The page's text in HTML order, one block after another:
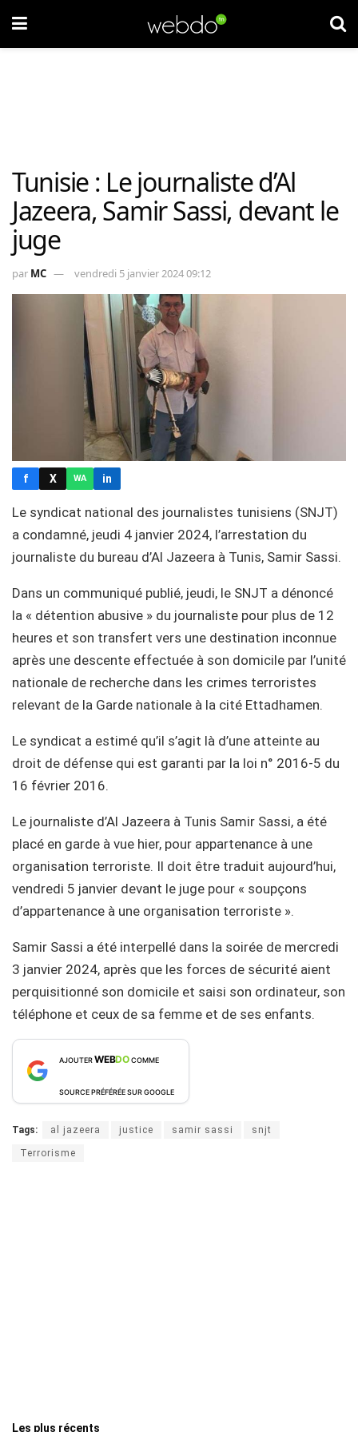
Tunisie : Le journaliste d’Al
Jazeera, Samir Sassi, devant le
juge
par MC vendredi 5 janvier 2024 09:12
f X WA in
Le syndicat national des journalistes tunisiens (SNJT)
a condamné, jeudi 4 janvier 2024, l’arrestation du
journaliste du bureau d’Al Jazeera à Tunis, Samir Sassi.
Dans un communiqué publié, jeudi, le SNJT a dénoncé
la « détention abusive » du journaliste pour plus de 12
heures et son transfert vers une destination inconnue
après une descente effectuée à son domicile par l’unité
nationale de recherche dans les crimes terroristes
relevant de la Garde nationale à la cité Ettadhamen.
Le syndicat a estimé qu’il s’agit là d’une atteinte au
droit de défense qui est garanti par la loi n° 2016-5 du
16 février 2016.
Le journaliste d’Al Jazeera à Tunis Samir Sassi, a été
placé en garde à vue hier, pour appartenance à une
organisation terroriste. Il doit être traduit aujourd’hui,
vendredi 5 janvier devant le juge pour « soupçons
d’appartenance à une organisation terroriste ».
Samir Sassi a été interpellé dans la soirée de mercredi
3 janvier 2024, après que les forces de sécurité aient
perquisitionné son domicile et saisi son ordinateur, son
téléphone et ceux de sa femme et de ses enfants.
AJOUTERWEBDOCOMME
SOURCE PRÉFÉRÉE SUR GOOGLE
Tags: al jazeera justice samir sassi snjt
Terrorisme
Les plus récents